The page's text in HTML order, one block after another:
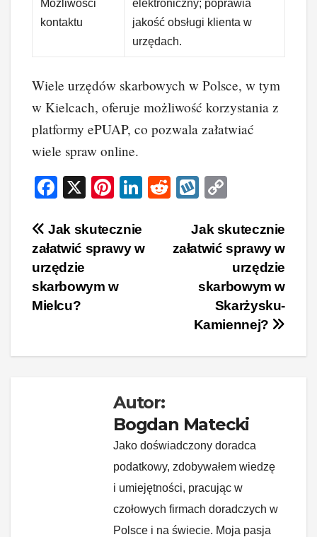
Możliwości
kontaktu
elektroniczny; poprawia
jakość obsługi klienta w
urzędach.
Wiele urzędów skarbowych w Polsce, w tym
w Kielcach, oferuje możliwość korzystania z
platformy ePUAP, co pozwala załatwiać
wiele spraw online.
F
c
e
b
o
X
Pi
er
e
st
Li
e
R
di
W
o
p
p
y
Li
n
k
Nawigacja
wpisu
Jak skutecznie
załatwić sprawy w
urzędzie
skarbowym w
Skarżysku-
Kamiennej?
Jak skutecznie
załatwić sprawy w
urzędzie
skarbowym w
Mielcu?
Autor:
Bogdan Matecki
Jako doświadczony doradca
podatkowy, zdobywałem wiedzę
i umiejętności, pracując w
czołowych firmach doradczych w
Polsce i na świecie. Moja pasja